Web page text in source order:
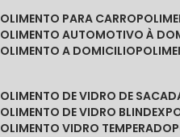
POLIMENTO PARA CARRO
POLIMENTO AUTOMOTIVO À
POLIMENTO A DOMICILIO
POLIMENTO DE VIDRO DE
POLIMENTO DE VIDRO BLINDEX
POLIMENTO VIDRO TEMPERADO